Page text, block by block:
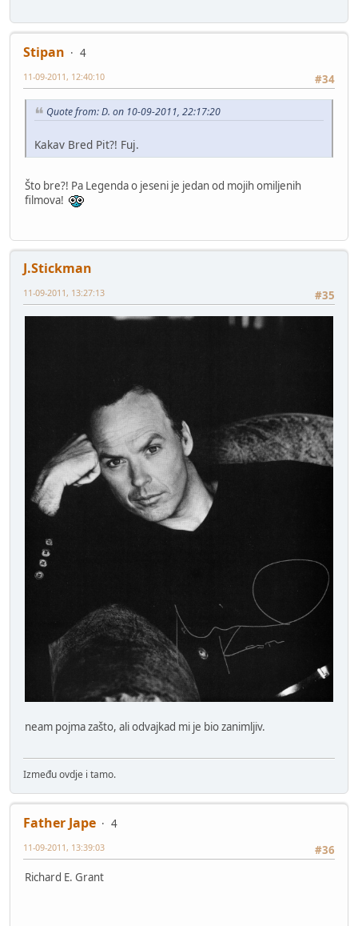
Stipan
4
#34
11-09-2011, 12:40:10
Quote from: D. on 10-09-2011, 22:17:20
Kakav Bred Pit?! Fuj.
Što bre?! Pa Legenda o jeseni je jedan od mojih omiljenih
filmova!
J.Stickman
#35
11-09-2011, 13:27:13
neam pojma zašto, ali odvajkad mi je bio zanimljiv.
Između ovdje i tamo.
Father Jape
4
#36
11-09-2011, 13:39:03
Richard E. Grant